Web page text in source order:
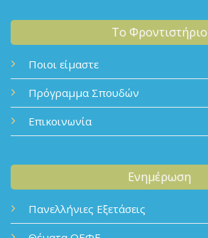
Το Φροντιστήριο
Ποιοι είμαστε
Πρόγραμμα Σπουδών
Επικοινωνία
Ενημέρωση
Πανελλήνιες Εξετάσεις